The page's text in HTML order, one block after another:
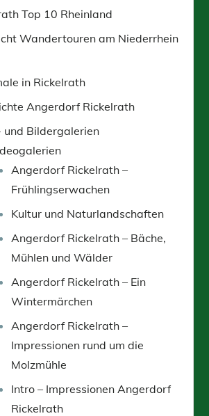
Top 10 Rheinland
Wandertouren am Niederrhein
in Rickelrath
Angerdorf Rickelrath
und Bildergalerien
Angerdorf Rickelrath –
Frühlingserwachen
Kultur und Naturlandschaften
Angerdorf Rickelrath – Bäche,
Mühlen und Wälder
Angerdorf Rickelrath – Ein
Wintermärchen
Angerdorf Rickelrath –
Impressionen rund um die
Molzmühle
Intro – Impressionen Angerdorf
Rickelrath